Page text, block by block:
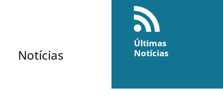
Notícias
Últimas
Notícias